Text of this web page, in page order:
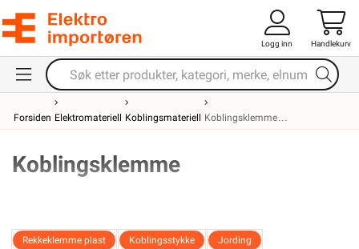
Logg inn Handlekurv
Forsiden Elektromateriell Koblingsmateriell Koblingsklemme
Koblingsklemme
Rekkeklemme plast Koblingsstykke Jording